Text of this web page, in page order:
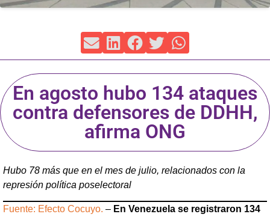
En agosto hubo 134 ataques
contra defensores de DDHH,
afirma ONG
Hubo 78 más que en el mes de julio, relacionados con la
represión política poselectoral
Fuente: Efecto Cocuyo. – En Venezuela se registraron 134